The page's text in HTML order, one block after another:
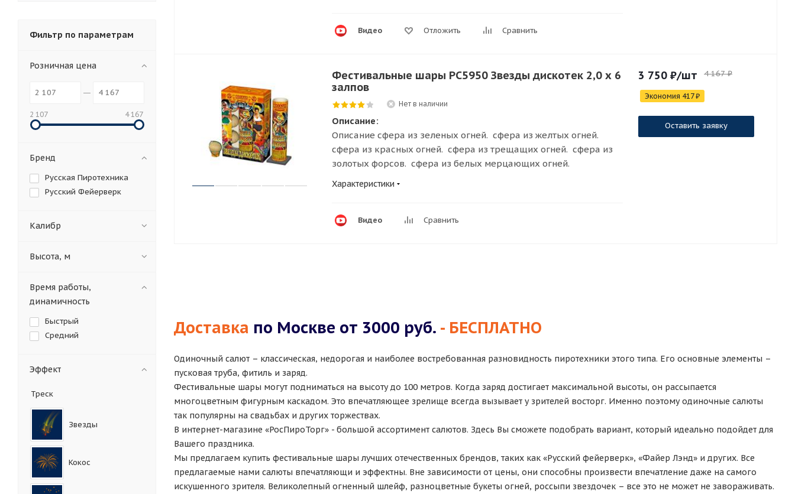
Видео Отложить Сравнить
Фестивальные шары РС5950 Звезды дискотек 2,0 х 6
залпов
Нет в наличии
Описание:
Описание сфера из зеленых огней. сфера из желтых огней.
сфера из красных огней. сфера из трещащих огней. сфера из
золотых форсов. сфера из белых мерцающих огней.
Характеристики
Видео Сравнить
3 750 ₽/шт 4 167₽
Экономия 417₽
Оставить заявку
Доставка по Москве от 3000 руб. - БЕСПЛАТНО
Одиночный салют – классическая, недорогая и наиболее востребованная разновидность пиротехники этого типа. Его основные элементы –
пусковая труба, фитиль и заряд.
Фестивальные шары могут подниматься на высоту до 100 метров. Когда заряд достигает максимальной высоты, он рассыпается
многоцветным фигурным каскадом. Это впечатляющее зрелище всегда вызывает у зрителей восторг. Именно поэтому одиночные салюты
так популярны на свадьбах и других торжествах.
В интернет-магазине «РосПироТорг» - большой ассортимент салютов. Здесь Вы сможете подобрать вариант, который идеально подойдет для
Вашего праздника.
Мы предлагаем купить фестивальные шары лучших отечественных брендов, таких как «Русский фейерверк», «Файер Лэнд» и других. Все
предлагаемые нами салюты впечатляющи и эффектны. Вне зависимости от цены, они способны произвести впечатление даже на самого
искушенного зрителя. Великолепный огненный шлейф, разноцветные букеты огней, россыпи звездочек – все это не может не завораживать.
Фильтр по параметрам
Розничная цена
2 107 4 167
Бренд
Русская Пиротехника
Русский Фейерверк
Калибр
Высота, м
Время работы,
динамичность
Быстрый
Средний
Эффект
Треск
Звезды
Кокос